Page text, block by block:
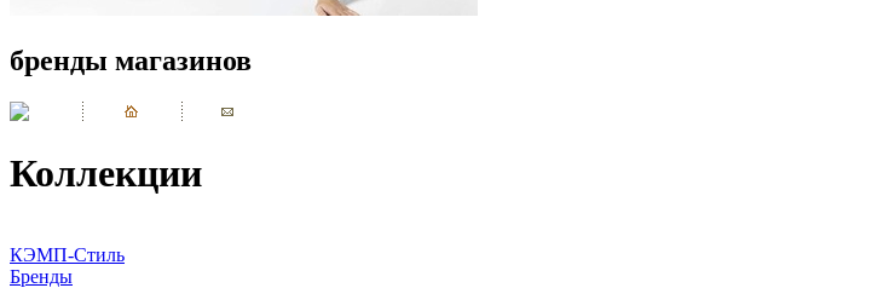
бренды магазинов
Коллекции
КЭМП-Стиль
Бренды